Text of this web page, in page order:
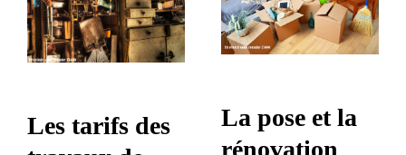
Les tarifs des
La pose et la
rénovation